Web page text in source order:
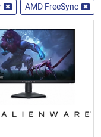
AMD FreeSync